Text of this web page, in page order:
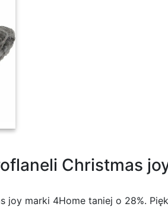
Christmas
marki 4Home taniej o 28%.